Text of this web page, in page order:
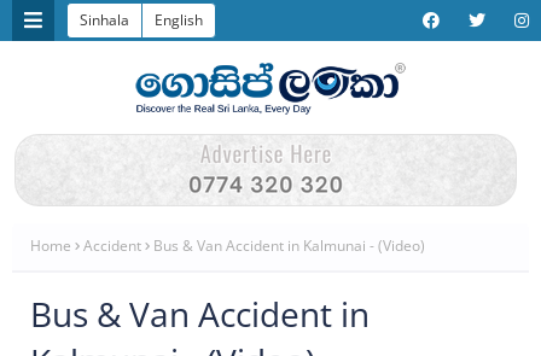
Sinhala English
Home Accident Bus & Van Accident in Kalmunai - (Video)
Bus & Van Accident in